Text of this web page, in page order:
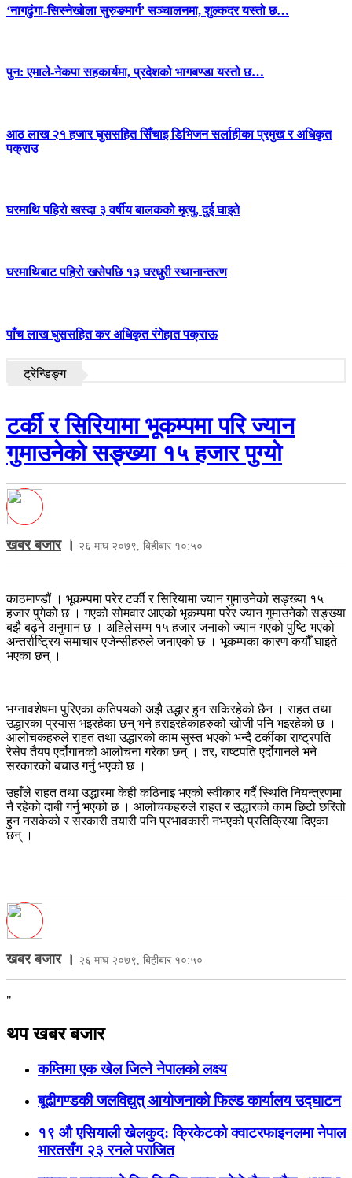
‘नागढुंगा-सिस्नेखोला सुरुङमार्ग’ सञ्चालनमा, शुल्कदर यस्तो छ…
पुन: एमाले-नेकपा सहकार्यमा, प्रदेशको भागबण्डा यस्तो छ…
आठ लाख २१ हजार घुससहित सिँचाइ डिभिजन सर्लाहीका प्रमुख र अधिकृत
पक्राउ
घरमाथि पहिरो खस्दा ३ वर्षीय बालकको मृत्यु, दुई घाइते
घरमाथिबाट पहिरो खसेपछि १३ घरधुरी स्थानान्तरण
पाँच लाख घुससहित कर अधिकृत रंगेहात पक्राऊ
ट्रेन्डिङ्ग
टर्की र सिरियामा भूकम्पमा परि ज्यान
गुमाउनेको सङ्ख्या १५ हजार पुग्यो
खबर बजार। २६ माघ २०७९, बिहीबार १०:५०
काठमाण्डौं । भूकम्पमा परेर टर्की र सिरियामा ज्यान गुमाउनेको सङ्ख्या १५
हजार पुगेको छ । गएको सोमवार आएको भूकम्पमा परेर ज्यान गुमाउनेको सङ्ख्या
बझै बढ्ने अनुमान छ । अहिलेसम्म १५ हजार जनाको ज्यान गएको पुष्टि भएको
अन्तर्राष्ट्रिय समाचार एजेन्सीहरुले जनाएको छ । भूकम्पका कारण कयौँ घाइते
भएका छन् ।
भग्नावशेषमा पुरिएका कतिपयको अझै उद्धार हुन सकिरहेको छैन । राहत तथा
उद्धारका प्रयास भइरहेका छन् भने हराइरहेकाहरुको खोजी पनि भइरहेको छ ।
आलोचकहरुले राहत तथा उद्धारको काम सुस्त भएको भन्दै टर्कीका राष्ट्रपति
रेसेप तैयप एर्दोगानको आलोचना गरेका छन् । तर, राष्टपति एर्दोगानले भने
सरकारको बचाउ गर्नु भएको छ ।
उहाँले राहत तथा उद्धारमा केही कठिनाइ भएको स्वीकार गर्दै स्थिति नियन्त्रणमा
नै रहेको दाबी गर्नु भएको छ । आलोचकहरुले राहत र उद्धारको काम छिटो छरितो
हुन नसकेको र सरकारी तयारी पनि प्रभावकारी नभएको प्रतिक्रिया दिएका
छन् ।
खबर बजार। २६ माघ २०७९, बिहीबार १०:५०
"
थप खबर बजार
कम्तिमा एक खेल जित्ने नेपालको लक्ष्य
बूढीगण्डकी जलविद्युत् आयोजनाको फिल्ड कार्यालय उद्घाटन
१९ औ एसियाली खेलकुद: क्रिकेटको क्वाटरफाइनलमा नेपाल
भारतसँग २३ रनले पराजित